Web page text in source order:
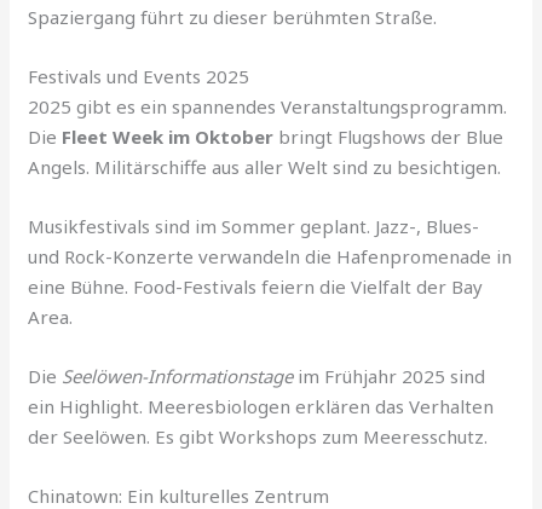
Spaziergang führt zu dieser berühmten Straße.
Festivals und Events 2025
2025 gibt es ein spannendes Veranstaltungsprogramm.
Die Fleet Week im Oktober bringt Flugshows der Blue
Angels. Militärschiffe aus aller Welt sind zu besichtigen.
Musikfestivals sind im Sommer geplant. Jazz-, Blues-
und Rock-Konzerte verwandeln die Hafenpromenade in
eine Bühne. Food-Festivals feiern die Vielfalt der Bay
Area.
Die Seelöwen-Informationstageim Frühjahr 2025 sind
ein Highlight. Meeresbiologen erklären das Verhalten
der Seelöwen. Es gibt Workshops zum Meeresschutz.
Chinatown: Ein kulturelles Zentrum